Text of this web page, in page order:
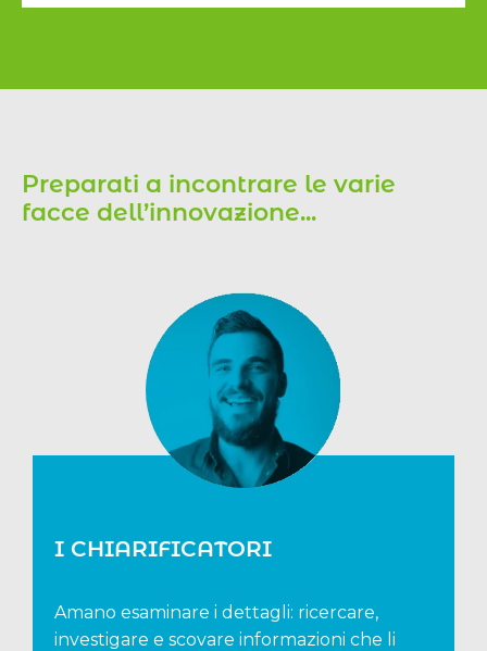
Preparati a incontrare le varie
facce dell’innovazione...
I CHIARIFICATORI
Amano esaminare i dettagli: ricercare,
investigare e scovare informazioni che li